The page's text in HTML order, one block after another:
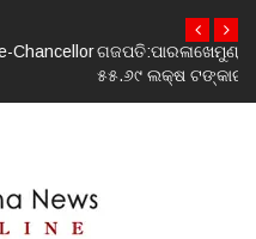
ପୁନରୁଦ୍ଧାର ଓ ନବୀକରଣରେ
ଦୁଇ ଜଣ ଯନ୍ତ୍ରୀ ଏବଂ
କୋର୍ଟ ଚାଲାଣ